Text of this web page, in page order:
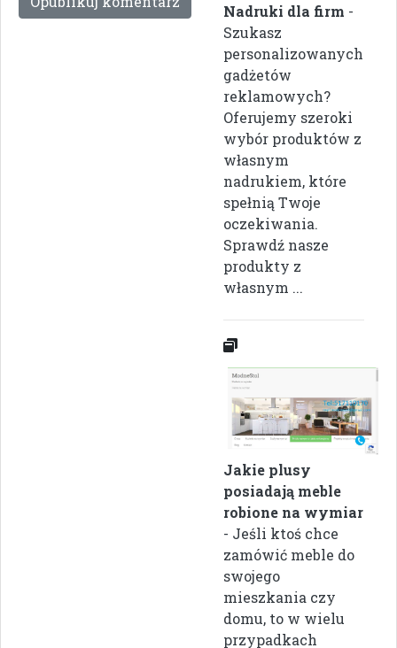
Nadruki dla firm -
Szukasz
personalizowanych
gadżetów
reklamowych?
Oferujemy szeroki
wybór produktów z
własnym
nadrukiem, które
spełnią Twoje
oczekiwania.
Sprawdź nasze
produkty z
własnym ...
Jakie plusy
posiadają meble
robione na wymiar
- Jeśli ktoś chce
zamówić meble do
swojego
mieszkania czy
domu, to w wielu
przypadkach